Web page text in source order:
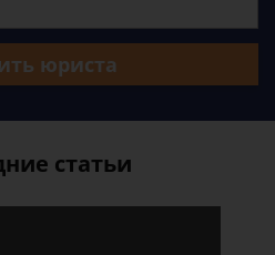
юриста
статьи